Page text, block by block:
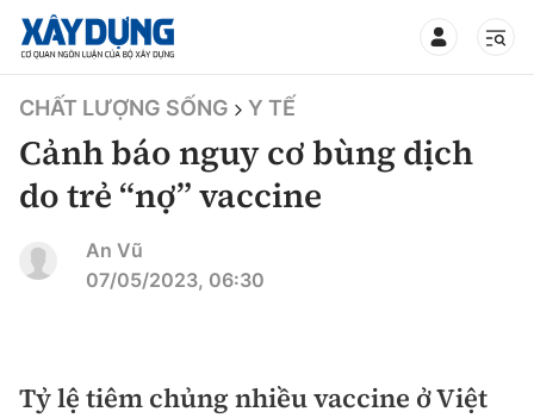
TIN BỘ XÂY DỰNG
CHUYÊN MỤC
Thời sự
CHẤT LƯỢNG SỐNG Y TẾ
Cảnh báo nguy cơ bùng dịch
do trẻ “nợ” vaccine
An Vũ
07/05/2023, 06:30
Tỷ lệ tiêm chủng nhiều vaccine ở Việt